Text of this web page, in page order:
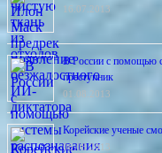
16.07.2013
В России с помощью
преступник
01.08.2013
Корейские ученые
06.08.2013